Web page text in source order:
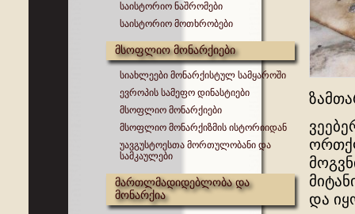
საისტორიო ნაშრომები
საისტორიო მოთხრობები
მსოფლიო მონარქიები
სიახლეები მონარქისტულ სამყაროში
ევროპის სამეფო დინასტიები
მსოფლიო მონარქიები
მსოფლიო მონარქიზმის ისტორიიდან
უავგუსტოესთა მორთულობანი და
სამკაულები
მართლმადიდებლობა და
მონარქია
და